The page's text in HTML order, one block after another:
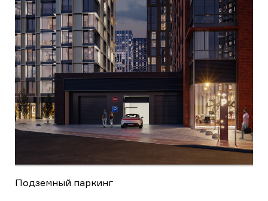
Подземный паркинг